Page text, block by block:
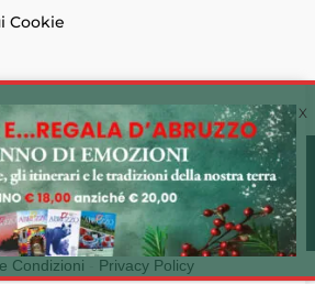
sul nostro sito Web per offrirti
ricordando le tue preferenze
Cliccando su "Accetta tutto",
TUTTI i cookie. Tuttavia, puoi
cookie" per fornire un consenso
Cookie
Iscrizione al registro delle
n. 93573 - Capitale sociale
01525690697 Made by
CLAC!
Condizioni Privacy Policy